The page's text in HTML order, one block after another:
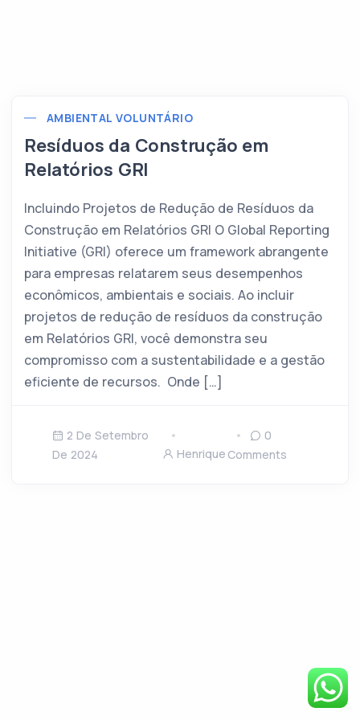
AMBIENTAL VOLUNTÁRIO
Resíduos da Construção em
Relatórios GRI
Incluindo Projetos de Redução de Resíduos da
Construção em Relatórios GRI O Global Reporting
Initiative (GRI) oferece um framework abrangente
para empresas relatarem seus desempenhos
econômicos, ambientais e sociais. Ao incluir
projetos de redução de resíduos da construção
em Relatórios GRI, você demonstra seu
compromisso com a sustentabilidade e a gestão
eficiente de recursos. Onde […]
2 De Setembro
De 2024
Henrique
0
Comments